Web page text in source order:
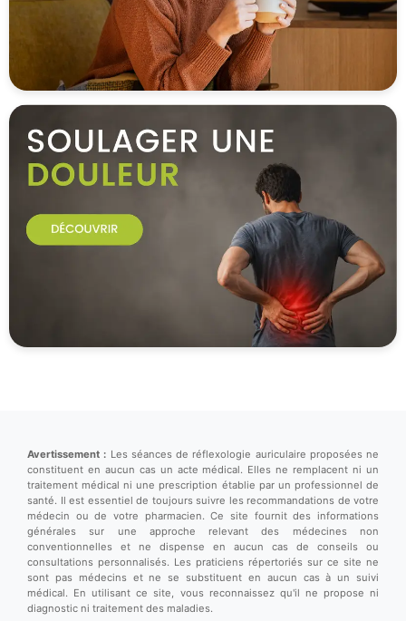
Avertissement : Les séances de réflexologie auriculaire proposées ne
constituent en aucun cas un acte médical. Elles ne remplacent ni un
traitement médical ni une prescription établie par un professionnel de
santé. Il est essentiel de toujours suivre les recommandations de votre
médecin ou de votre pharmacien. Ce site fournit des informations
générales sur une approche relevant des médecines non
conventionnelles et ne dispense en aucun cas de conseils ou
consultations personnalisés. Les praticiens répertoriés sur ce site ne
sont pas médecins et ne se substituent en aucun cas à un suivi
médical. En utilisant ce site, vous reconnaissez qu'il ne propose ni
diagnostic ni traitement des maladies.